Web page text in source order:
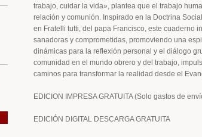
trabajo, cuidar la vida», plantea que el trabajo
relación y comunión. Inspirado en la Doctrina
en Fratelli tutti, del papa Francisco, este cuaderno
sanadoras y comprometidas, promoviendo una
dinámicas para la reflexión personal y el diálogo
comunidad en el mundo obrero y del trabajo,
caminos para transformar la realidad desde el
EDICION IMPRESA GRATUITA (Solo gastos de
EDICIÓN DIGITAL DESCARGA GRATUITA